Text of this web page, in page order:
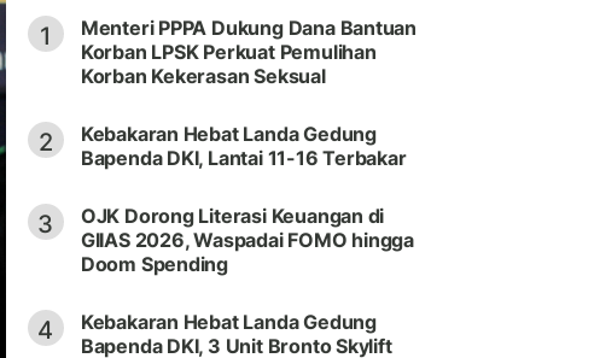
1
Menteri PPPA Dukung Dana Bantuan
Korban LPSK Perkuat Pemulihan
Korban Kekerasan Seksual
2
Kebakaran Hebat Landa Gedung
Bapenda DKI, Lantai 11-16 Terbakar
3
OJK Dorong Literasi Keuangan di
GIIAS 2026, Waspadai FOMO hingga
Doom Spending
4
Kebakaran Hebat Landa Gedung
Bapenda DKI, 3 Unit Bronto Skylift